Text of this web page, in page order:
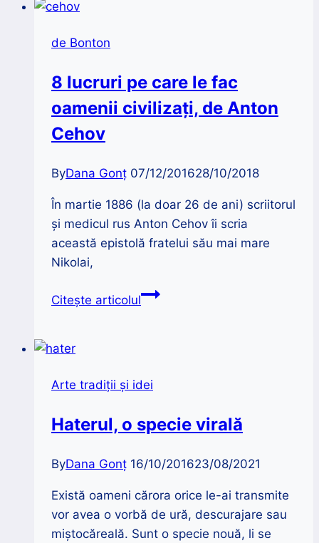
de Bonton
8 lucruri pe care le fac
oamenii civilizați, de Anton
Cehov
ByDana Gonț 07/12/201628/10/2018
În martie 1886 (la doar 26 de ani) scriitorul
și medicul rus Anton Cehov îi scria
această epistolă fratelui său mai mare
Nikolai,
Citește articolul8
fac
civilizați,
Anton
Arte tradiții și idei
Haterul, o specie virală
ByDana Gonț 16/10/201623/08/2021
Există oameni cărora orice le-ai transmite
vor avea o vorbă de ură, descurajare sau
miștocăreală. Sunt o specie nouă, li se